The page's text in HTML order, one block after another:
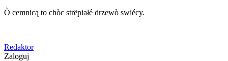
Ò cemnicą to chòc strëpiałé drzewò swiécy.
Redaktor
Zaloguj